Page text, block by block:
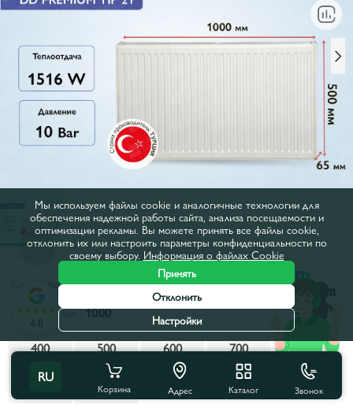
Код товара:50709
Ширина, мм :1000
400
500 600 700
800
900
1000 1100 1200
1400
RU
Корзина Адрес Каталог Звонок
4.8
Мы используем файлы cookie и аналогичные технологии для
обеспечения надежной работы сайта, анализа посещаемости и
оптимизации рекламы. Вы можете принять все файлы cookie,
отклонить их или настроить параметры конфиденциальности по
своему выбору. Информация о файлах Cookie
Принять
Отклонить
Настройки